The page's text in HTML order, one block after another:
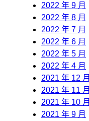
2022 年 9 月
2022 年 8 月
2022 年 7 月
2022 年 6 月
2022 年 5 月
2022 年 4 月
2021 年 12 月
2021 年 11 月
2021 年 10 月
2021 年 9 月